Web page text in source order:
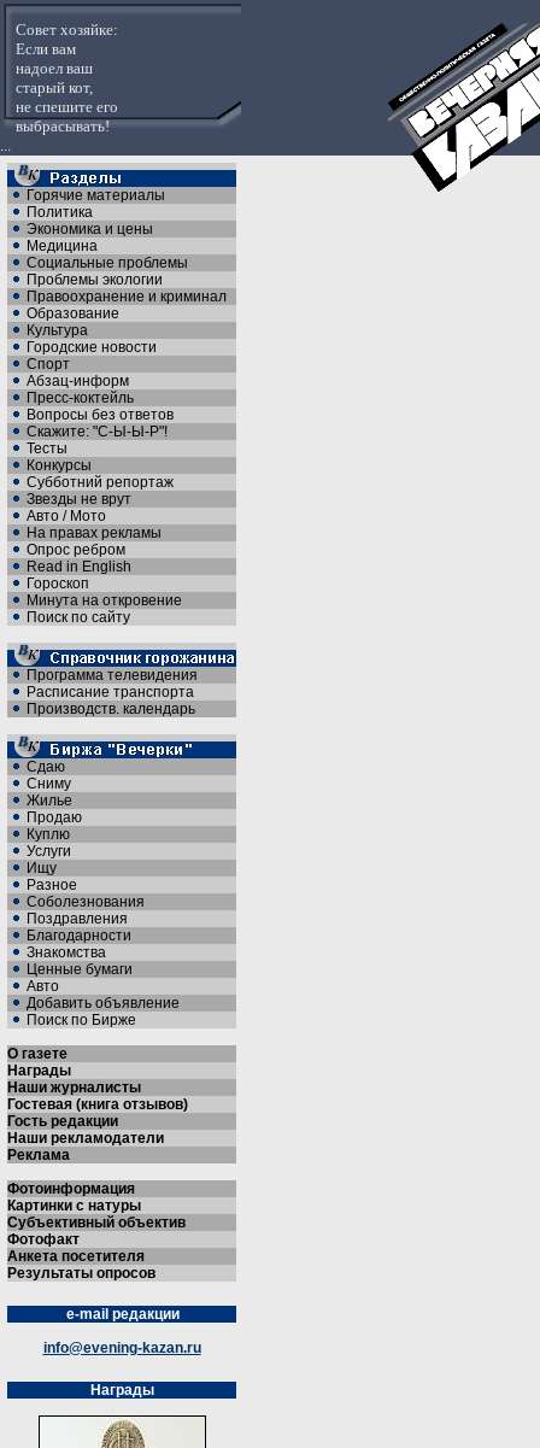
Совет хозяйке:
Если вам
надоел ваш
старый кот,
не спешите его
выбрасывать!
...
Горячие материалы
Политика
Экономика и цены
Медицина
Социальные проблемы
Проблемы экологии
Правоохранение и криминал
Образование
Культура
Городские новости
Спорт
Абзац-информ
Пресс-коктейль
Вопросы без ответов
Скажите: "С-Ы-Ы-Р"!
Тесты
Конкурсы
Субботний репортаж
Звезды не врут
Авто / Мото
На правах рекламы
Опрос ребром
Read in English
Гороскоп
Минута на откровение
Поиск по сайту
Программа телевидения
Расписание транспорта
Производств. календарь
Сдаю
Сниму
Жилье
Продаю
Куплю
Услуги
Ищу
Разное
Соболезнования
Поздравления
Благодарности
Знакомства
Ценные бумаги
Авто
Добавить объявление
Поиск по Бирже
О газете
Награды
Наши журналисты
Гостевая (книга отзывов)
Гость редакции
Наши рекламодатели
Реклама
Фотоинформация
Картинки с натуры
Субъективный объектив
Фотофакт
Анкета посетителя
Результаты опросов
e-mail редакции
info@evening-kazan.ru
Награды